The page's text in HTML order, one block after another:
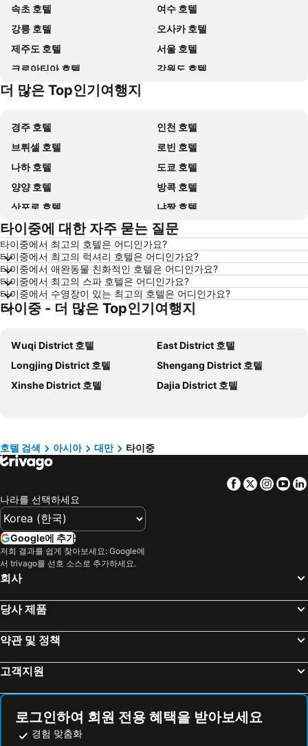
속초 호텔
여수 호텔
강릉 호텔
오사카 호텔
제주도 호텔
서울 호텔
크로아티아 호텔
강원도 호텔
오키나와 호텔
더 많은 Top인기여행지
경주 호텔
인천 호텔
브뤼셀 호텔
로빈 호텔
나하 호텔
도쿄 호텔
양양 호텔
방콕 호텔
삿포로 호텔
냐짱 호텔
나고야 호텔
대전 호텔
제주시 호텔
다낭 호텔
삼척 호텔
평창 호텔
고성 호텔
목포 호텔
괌 호텔
Dolomiti 호텔
보홀 호텔
한국 호텔
타이페이 호텔
타이중 호텔
경기도 호텔
유럽 호텔
발리 호텔
밀로섬 호텔
타이중에 대한 자주 묻는 질문
타이중에서 최고의 호텔은 어디인가요?
타이중에서 최고의 럭셔리 호텔은 어디인가요?
타이중에서 애완동물 친화적인 호텔은 어디인가요?
타이중에서 최고의 스파 호텔은 어디인가요?
타이중에서 수영장이 있는 최고의 호텔은 어디인가요?
타이중 - 더 많은 Top인기여행지
Wuqi District 호텔
East District 호텔
Longjing District 호텔
Shengang District 호텔
Xinshe District 호텔
Dajia District 호텔
호텔 검색 아시아 대만 타이중
Facebook
Twitter
나라를 선택하세요
Google에 추가
저희 결과를 쉽게 찾아보세요: Google에
서 trivago를 선호 소스로 추가하세요.
회사
당사 제품
약관 및 정책
고객지원
로그인하여 회원 전용 혜택을 받아보세요
경험 맞춤화